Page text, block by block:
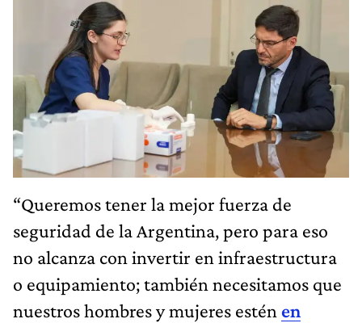
“Queremos tener la mejor fuerza de
seguridad de la Argentina, pero para eso
no alcanza con invertir en infraestructura
o equipamiento; también necesitamos que
nuestros hombres y mujeres estén en